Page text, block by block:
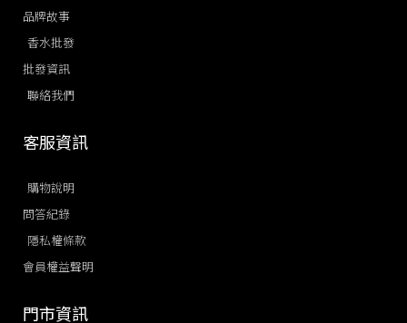
品牌故事
香水批發
批發資訊
聯絡我們
客服資訊
購物說明
問答紀錄
隱私權條款
會員權益聲明
門市資訊